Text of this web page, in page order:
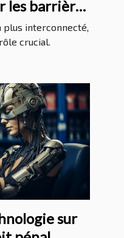
les barrières
plus interconnecté,
crucial.
sur